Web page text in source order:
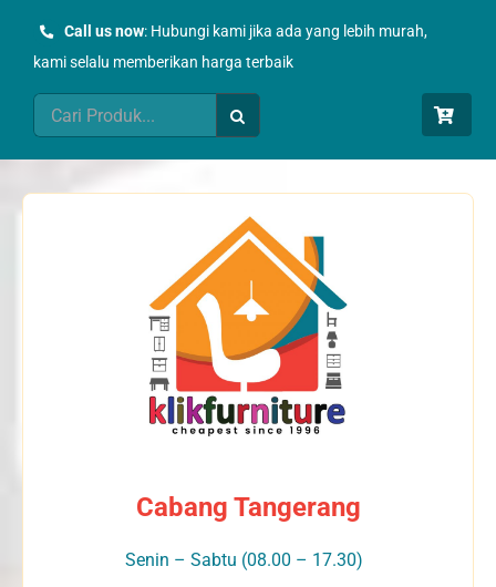
Call us now: Hubungi kami jika ada yang lebih murah,
kami selalu memberikan harga terbaik
Search
for:
Cabang Tangerang
Senin – Sabtu (08.00 – 17.30)